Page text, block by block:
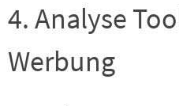
4. Analyse
Werbung